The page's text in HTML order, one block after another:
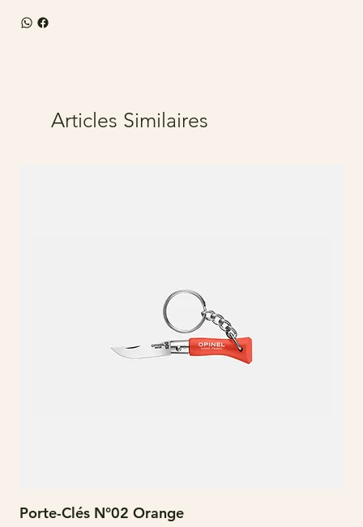
Articles Similaires
Porte-Clés N°02 Orange